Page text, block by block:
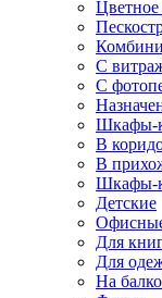
Цветное
С
С
Шкафы-
В
В
Шкафы-
Детские
Для
Для
На